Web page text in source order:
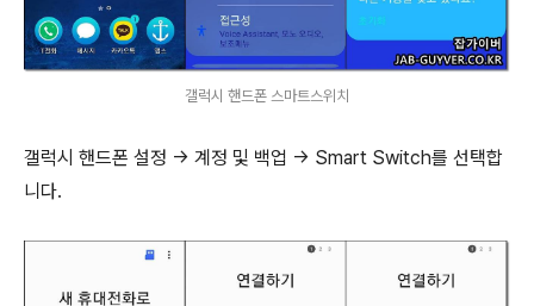
갤럭시 핸드폰 스마트스위치
갤럭시 핸드폰 설정 -> 계정 및 백업 -> Smart Switch를 선택합
니다.